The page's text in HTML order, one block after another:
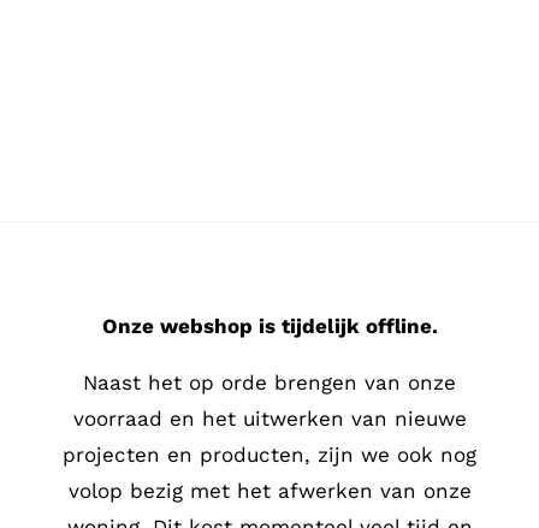
Onze webshop is tijdelijk offline.
Naast het op orde brengen van onze
voorraad en het uitwerken van nieuwe
projecten en producten, zijn we ook nog
volop bezig met het afwerken van onze